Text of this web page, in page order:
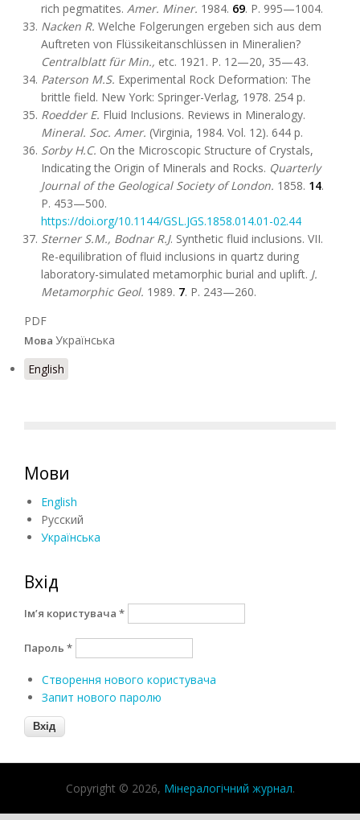
rich pegmatites. Amer. Miner. 1984. 69. P. 995—1004.
Nacken R. Welche Folgerungen ergeben sich aus dem
Auftreten von Flüssikeitanschlüssen in Mineralien?
Centralblatt für Min., etc. 1921. P. 12—20, 35—43.
Paterson M.S. Experimental Rock Deformation: The
brittle field. New York: Springer-Verlag, 1978. 254 p.
Roedder E. Fluid Inclusions. Reviews in Mineralogy.
Mineral. Soc. Amer. (Virginia, 1984. Vol. 12). 644 p.
Sorby H.C. On the Microscopic Structure of Crystals,
Indicating the Origin of Minerals and Rocks. Quarterly
Journal of the Geological Society of London. 1858. 14.
P. 453—500.
https://doi.org/10.1144/GSL.JGS.1858.014.01-02.44
Sterner S.M., Bodnar R.J. Synthetic fluid inclusions. VII.
Re-equilibration of fluid inclusions in quartz during
laboratory-simulated metamorphic burial and uplift. J.
Metamorphic Geol. 1989. 7. P. 243—260.
PDF
Мова Українська
English
Мови
English
Русский
Українська
Вхід
Ім’я користувача *
Пароль *
Створення нового користувача
Запит нового паролю
Copyright © 2026, Мінералогічний журнал.